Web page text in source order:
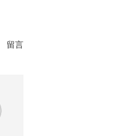
留言